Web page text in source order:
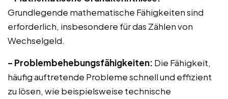
Grundlegende mathematische Fähigkeiten sind
erforderlich, insbesondere für das Zählen von
Wechselgeld.
– Problembehebungsfähigkeiten: Die Fähigkeit,
häufig auftretende Probleme schnell und effizient
zu lösen, wie beispielsweise technische